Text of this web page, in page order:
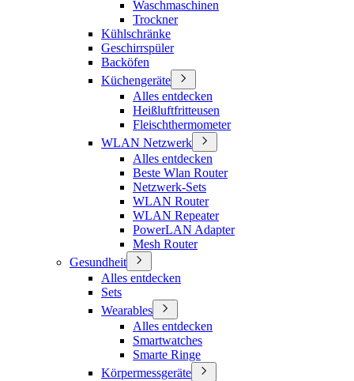
Waschmaschinen
Trockner
Kühlschränke
Geschirrspüler
Backöfen
Küchengeräte
Alles entdecken
Heißluftfritteusen
Fleischthermometer
WLAN Netzwerk
Alles entdecken
Beste Wlan Router
Netzwerk-Sets
WLAN Router
WLAN Repeater
PowerLAN Adapter
Mesh Router
Gesundheit
Alles entdecken
Sets
Wearables
Alles entdecken
Smartwatches
Smarte Ringe
Körpermessgeräte